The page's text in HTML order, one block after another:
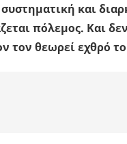
και
πόλεμος. Και
τον θεωρεί εχθρό